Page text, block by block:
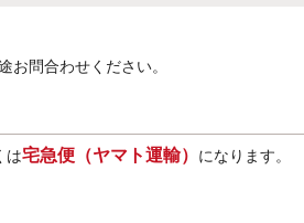
問合わせください。
は宅急便（ヤマト運輸） になります。